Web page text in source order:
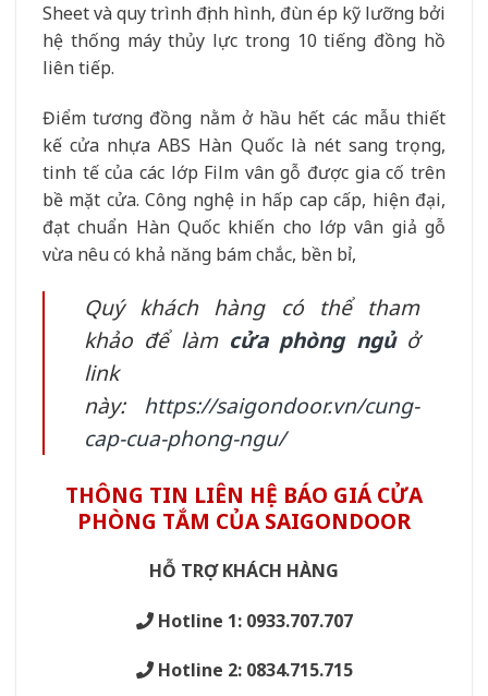
Sheet và quy trình định hình, đùn ép kỹ lưỡng bởi
hệ thống máy thủy lực trong 10 tiếng đồng hồ
liên tiếp.
Điểm tương đồng nằm ở hầu hết các mẫu thiết
kế cửa nhựa ABS Hàn Quốc là nét sang trọng,
tinh tế của các lớp Film vân gỗ được gia cố trên
bề mặt cửa. Công nghệ in hấp cap cấp, hiện đại,
đạt chuẩn Hàn Quốc khiến cho lớp vân giả gỗ
vừa nêu có khả năng bám chắc, bền bỉ,
Quý khách hàng có thể tham
khảo để làm cửa phòng ngủở
link
này: https://saigondoor.vn/cung-
cap-cua-phong-ngu/
THÔNG TIN LIÊN HỆ BÁO GIÁ CỬA
PHÒNG TẮM CỦA SAIGONDOOR
HỖ TRỢ KHÁCH HÀNG
Hotline 1: 0933.707.707
Hotline 2: 0834.715.715